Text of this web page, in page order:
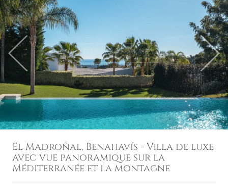
Previous Next
El Madroñal, Benahavís - Villa de luxe
avec vue panoramique sur la
Méditerranée et la montagne